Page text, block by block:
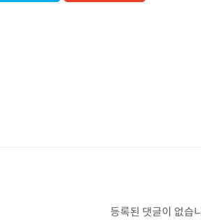
등록된 댓글이 없습